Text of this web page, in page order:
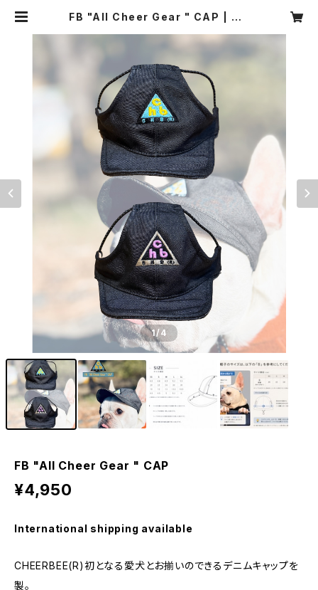
FB "All Cheer Gear " CAP | CH
1/4
FB "All Cheer Gear " CAP
¥4,950
International shipping available
CHEERBEE(R)初となる愛犬とお揃いのできるデニムキャップを
製。⁡